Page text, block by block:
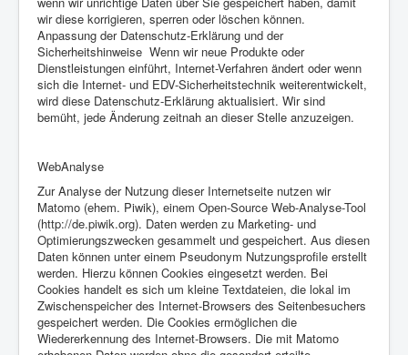
wir diese korrigieren, sperren oder löschen können.
Anpassung der Datenschutz-Erklärung und der
Sicherheitshinweise Wenn wir neue Produkte oder
Dienstleistungen einführt, Internet-Verfahren ändert oder wenn
sich die Internet- und EDV-Sicherheitstechnik weiterentwickelt,
wird diese Datenschutz-Erklärung aktualisiert. Wir sind
bemüht, jede Änderung zeitnah an dieser Stelle anzuzeigen.
WebAnalyse
Zur Analyse der Nutzung dieser Internetseite nutzen wir
Matomo (ehem. Piwik), einem Open-Source Web-Analyse-Tool
(http://de.piwik.org). Daten werden zu Marketing- und
Optimierungszwecken gesammelt und gespeichert. Aus diesen
Daten können unter einem Pseudonym Nutzungsprofile erstellt
werden. Hierzu können Cookies eingesetzt werden. Bei
Cookies handelt es sich um kleine Textdateien, die lokal im
Zwischenspeicher des Internet-Browsers des Seitenbesuchers
gespeichert werden. Die Cookies ermöglichen die
Wiedererkennung des Internet-Browsers. Die mit Matomo